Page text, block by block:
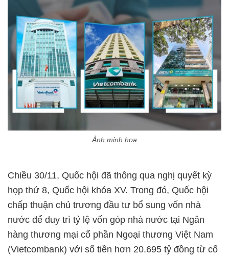
Ảnh minh họa
Chiều 30/11, Quốc hội đã thông qua nghị quyết kỳ
họp thứ 8, Quốc hội khóa XV. Trong đó, Quốc hội
chấp thuận chủ trương đầu tư bổ sung vốn nhà
nước để duy trì tỷ lệ vốn góp nhà nước tại Ngân
hàng thương mại cổ phần Ngoại thương Việt Nam
(Vietcombank) với số tiền hơn 20.695 tỷ đồng từ cổ